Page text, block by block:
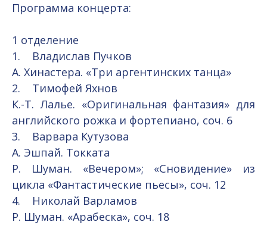
Программа концерта:
1 отделение
1. Владислав Пучков
А. Хинастера. «Три аргентинских танца»
2. Тимофей Яхнов
К.-Т. Лалье. «Оригинальная фантазия» для
английского рожка и фортепиано, соч. 6
3. Варвара Кутузова
А. Эшпай. Токката
Р. Шуман. «Вечером»; «Сновидение» из
цикла «Фантастические пьесы», соч. 12
4. Николай Варламов
Р. Шуман. «Арабеска», соч. 18